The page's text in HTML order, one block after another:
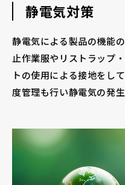
静電気対策
静電気による製品の機能
止作業服やリストラップ
トの使用による接地をし
度管理も行い静電気の発